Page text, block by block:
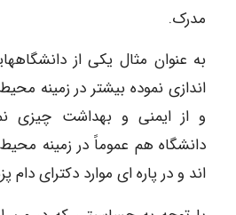
مدرک.
به عنوان مثال یکی از
اندازی نموده بیشتر در زمینه
و از ایمنی و بهداشت چیزی
دانشگاه هم عموماً در زمینه
اند و در پاره ای موارد دکترای دام